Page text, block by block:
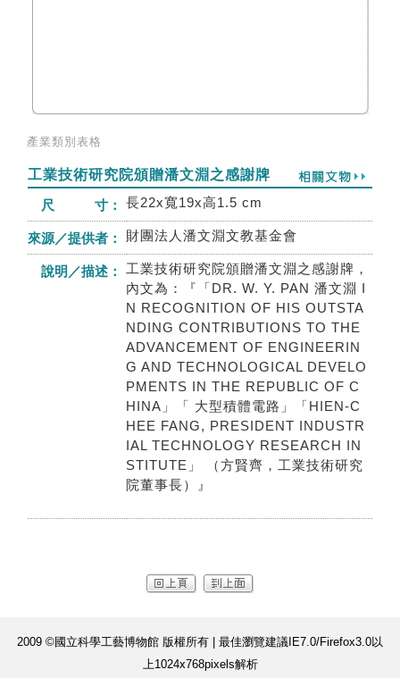
產業類別表格
工業技術研究院頒贈潘文淵之感謝牌
尺 寸：
長22x寬19x高1.5 cm
來源／提供者： 財團法人潘文淵文教基金會
說明／描述：
工業技術研究院頒贈潘文淵之感謝牌，
內文為：『「DR. W. Y. PAN 潘文淵 I
N RECOGNITION OF HIS OUTSTA
NDING CONTRIBUTIONS TO THE
ADVANCEMENT OF ENGINEERIN
G AND TECHNOLOGICAL DEVELO
PMENTS IN THE REPUBLIC OF C
HINA」「 大型積體電路」「HIEN-C
HEE FANG, PRESIDENT INDUSTR
IAL TECHNOLOGY RESEARCH IN
STITUTE」 （方賢齊，工業技術研究
院董事長）』
2009 ©國立科學工藝博物館 版權所有 | 最佳瀏覽建議IE7.0/Firefox3.0以
上1024x768pixels解析